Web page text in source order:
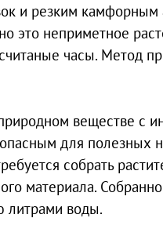
и резким
это неприметное
часы. Метод
веществе с
для полезных
собрать
материала.
литрами воды.